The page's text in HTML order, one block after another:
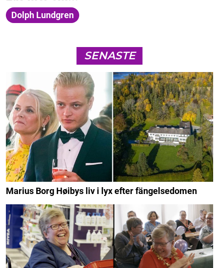
Dolph Lundgren
SENASTE
Marius Borg Høibys liv i lyx efter fängelsedomen